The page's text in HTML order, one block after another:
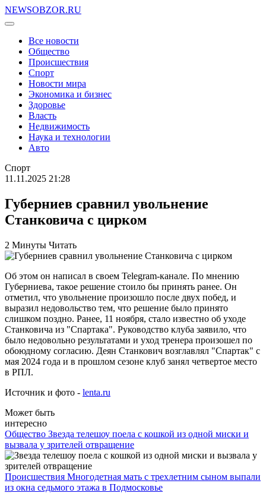
NEWSOBZOR.RU
Все новости
Общество
Происшествия
Спорт
Новости мира
Экономика и бизнес
Здоровье
Власть
Недвижимость
Наука и технологии
Авто
Спорт
11.11.2025 21:28
Губерниев сравнил увольнение
Станковича с цирком
2 Минуты Читать
Об этом он написал в своем Telegram-канале. По мнению
Губерниева, такое решение стоило бы принять ранее. Он
отметил, что увольнение произошло после двух побед, и
выразил недовольство тем, что решение было принято
слишком поздно. Ранее, 11 ноября, стало известно об уходе
Станковича из "Спартака". Руководство клуба заявило, что
было недовольно результатами и уход тренера произошел по
обоюдному согласию. Деян Станкович возглавлял "Спартак" с
мая 2024 года и в прошлом сезоне клуб занял четвертое место
в РПЛ.
Источник и фото - lenta.ru
Может быть
интересно
Общество Звезда телешоу поела с кошкой из одной миски и
вызвала у зрителей отвращение
Происшествия Многодетная мать с трехлетним сыном выпали
из окна седьмого этажа в Подмосковье